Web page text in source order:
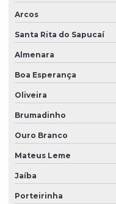
Arcos
Santa Rita do Sapucaí
Almenara
Boa Esperança
Oliveira
Brumadinho
Ouro Branco
Mateus Leme
Jaíba
Porteirinha